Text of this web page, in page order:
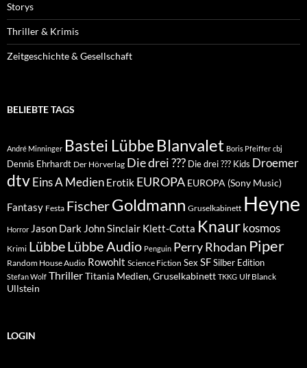
Storys
Thriller & Krimis
Zeitgeschichte & Gesellschaft
BELIEBTE TAGS
André Minninger Bastei Lübbe Blanvalet Boris Pfeiffer cbj
Dennis Ehrhardt Der Hörverlag Die drei ??? Die drei ??? Kids Droemer
dtvEins A Medien Erotik EUROPA EUROPA (Sony Music)
Fantasy Festa FischerGoldmann Gruselkabinett Heyne
Horror Jason Dark John Sinclair Klett-Cotta Knaur kosmos
Krimi LübbeLübbe Audio Penguin Perry Rhodan Piper
Random House Audio Rowohlt Science Fiction Sex SFSilber Edition
Stefan Wolf ThrillerTitania Medien, Gruselkabinett TKKG Ulf Blanck
Ullstein
LOGIN